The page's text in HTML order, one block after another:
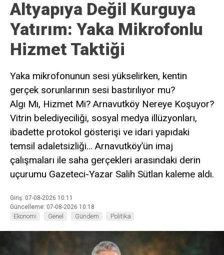
Altyapıya Değil Kurguya
Yatırım: Yaka Mikrofonlu
Hizmet Taktiği
Yaka mikrofonunun sesi yükselirken, kentin
gerçek sorunlarının sesi bastırılıyor mu?
Algı Mı, Hizmet Mi? Arnavutköy Nereye Koşuyor?
Vitrin belediyeciliği, sosyal medya illüzyonları,
ibadette protokol gösterişi ve idari yapıdaki
temsil adaletsizliği… Arnavutköy’ün imaj
çalışmaları ile saha gerçekleri arasındaki derin
uçurumu Gazeteci-Yazar Salih Sütlan kaleme aldı.
Giriş: 07-08-2026 10:11
Güncelleme: 07-08-2026 10:18
Ekonomi Genel Gündem Politika